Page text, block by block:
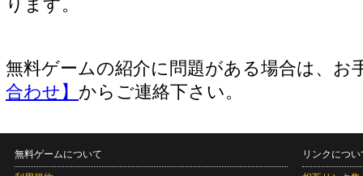
ります。
無料ゲームの紹介に問題がある場合は、お
合わせ】 からご連絡下さい。
無料ゲームについて リンクについ